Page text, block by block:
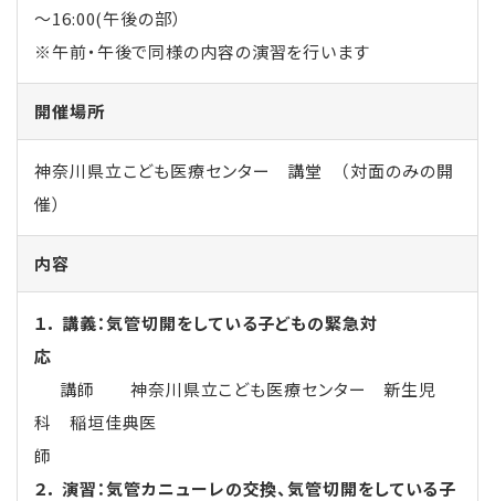
～16:00(午後の部）
※午前・午後で同様の内容の演習を行います
開催場所
神奈川県立こども医療センター 講堂 （対面のみの開
催）
内容
１． 講義：気管切開をしている子どもの緊急対
応
講師 神奈川県立こども医療センター 新生児
科 稲垣佳典医
２． 演習：気管カニューレの交換、気管切開をしている子